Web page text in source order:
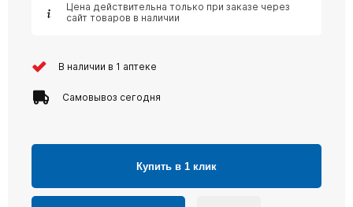
Цена действительна только при заказе через
сайт товаров в наличии
В наличии в 1 аптеке
Самовывоз сегодня
Купить в 1 клик